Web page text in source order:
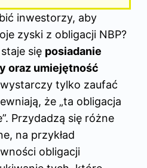
inwestorzy, aby
zyski z obligacji NBP?
się posiadanie
oraz umiejętność
tylko zaufać
że „ta obligacja
Przydadzą się różne
na przykład
obligacji